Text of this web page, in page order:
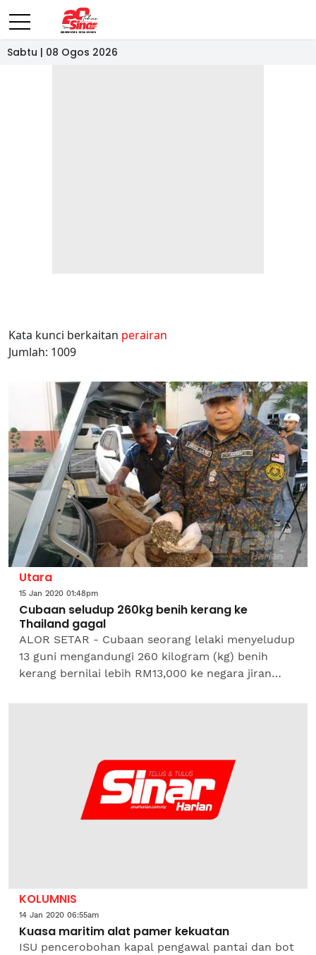
Sabtu | 08 Ogos 2026
Kata kunci berkaitan perairan
Jumlah: 1009
Utara
15 Jan 2020 01:48pm
Cubaan seludup 260kg benih kerang ke
Thailand gagal
ALOR SETAR - Cubaan seorang lelaki menyeludup
13 guni mengandungi 260 kilogram (kg) benih
kerang bernilai lebih RM13,000 ke negara jiran
Sempadan Malaysia...
KOLUMNIS
14 Jan 2020 06:55am
Kuasa maritim alat pamer kekuatan
ISU pencerobohan kapal pengawal pantai dan bot